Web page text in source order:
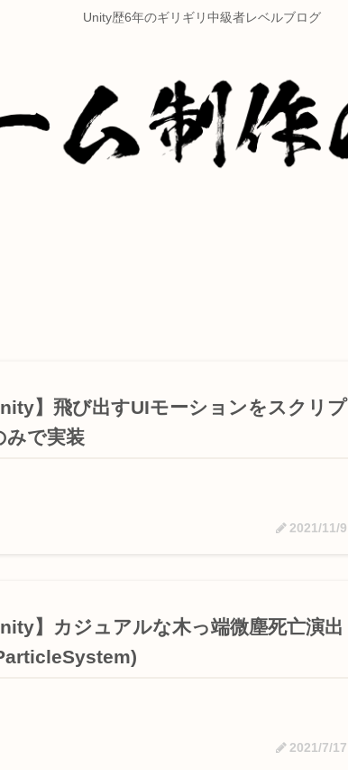
Unity歴6年のギリギリ中級者レベルブログ
】飛び出すUIモーションをスクリプ
みで実装
2021/11/9
】カジュアルな木っ端微塵死亡演出
2021/7/17